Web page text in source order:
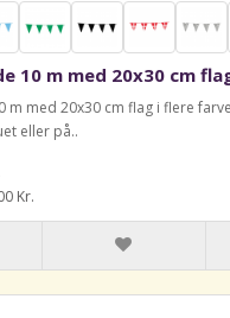
10 m med 20x30 cm
m med 20x30 cm flag i flere
eller på..
Kr.